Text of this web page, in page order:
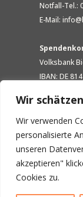
Wir
Wir verwenden
personalisierte
unseren
akzeptieren"
Cookies zu.
Notfall-Tel.:
E-Mail:
Volksbank
IBAN: DE
Bullterrier in Not e.V.